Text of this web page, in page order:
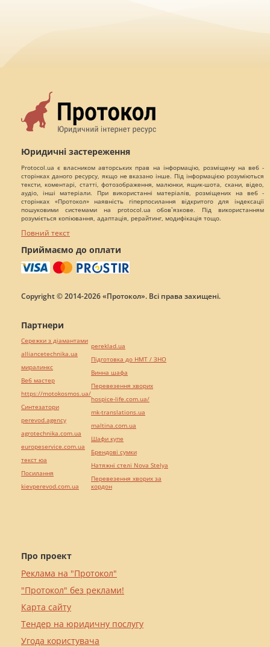
Юридичні застереження
Protocol.ua є власником авторських прав на інформацію, розміщену на веб -
сторінках даного ресурсу, якщо не вказано інше. Під інформацією розуміються
тексти, коментарі, статті, фотозображення, малюнки, ящик-шота, скани, відео,
аудіо, інші матеріали. При використанні матеріалів, розміщених на веб -
сторінках «Протокол» наявність гіперпосилання відкритого для індексації
пошуковими системами на protocol.ua обов`язкове. Під використанням
розуміється копіювання, адаптація, рерайтинг, модифікація тощо.
Повний текст
Приймаємо до оплати
Copyright © 2014-2026 «Протокол». Всі права захищені.
Про проект
Реклама на "Протокол"
"Протокол" без реклами!
Карта сайту
Тендер на юридичну послугу
Угода користувача
Партнери
Сережки з діамантами
alliancetechnika.ua
миралинкс
Веб мастер
https://motokosmos.ua/
Синтезатори
perevod.agency
agrotechnika.com.ua
europeservice.com.ua
текст юа
Посилання
kievperevod.com.ua
pereklad.ua
Підготовка до НМТ / ЗНО
Винна шафа
Перевезення хворих
hospice-life.com.ua/
mk-translations.ua
maltina.com.ua
Шафи купе
Брендові сумки
Натяжні стелі Nova Stelya
Перевезення хворих за
кордон